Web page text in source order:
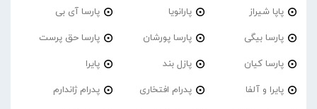
پاپا شیراز پارانویا پارسا آی بی
پارسا بیگی پارسا پورشان پارسا حق پرست
پارسا کیان پازل بند پایرا
پایرا و آلفا پدرام افتخاری پدرام ژاندارم